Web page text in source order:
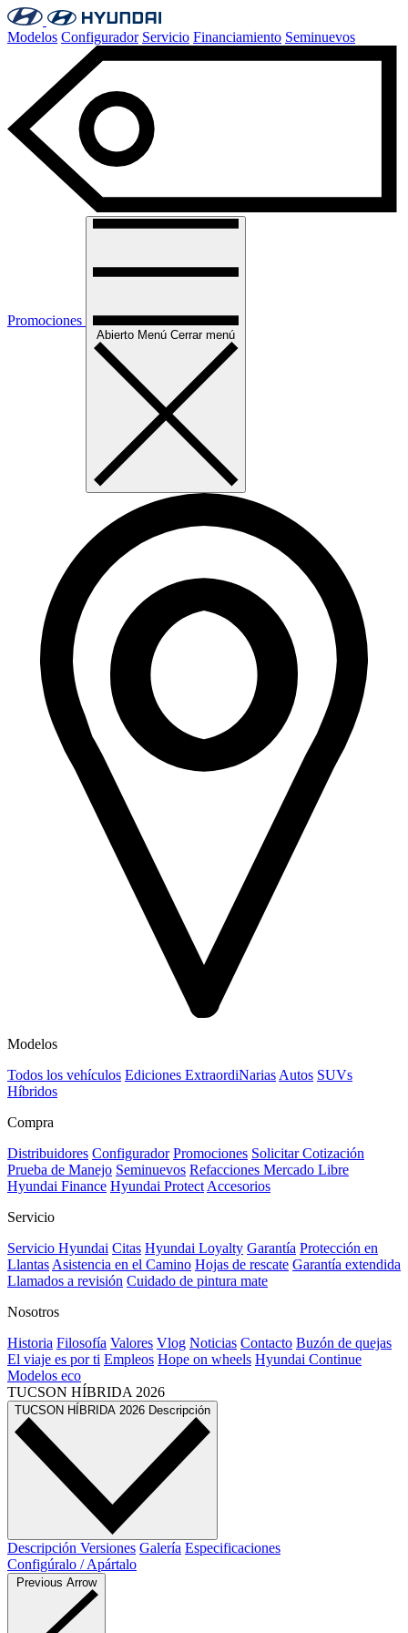
Modelos Configurador Servicio Financiamiento Seminuevos
Promociones
Abierto Menú Cerrar menú
Modelos
Todos los vehículos Ediciones ExtraordiNarias Autos SUVs
Híbridos
Compra
Distribuidores Configurador Promociones Solicitar Cotización
Prueba de Manejo Seminuevos Refacciones Mercado Libre
Hyundai Finance Hyundai Protect Accesorios
Servicio
Servicio Hyundai Citas Hyundai Loyalty Garantía Protección en
Llantas Asistencia en el Camino Hojas de rescate Garantía extendida
Llamados a revisión Cuidado de pintura mate⁠
Nosotros
Historia Filosofía Valores Vlog Noticias Contacto Buzón de quejas
El viaje es por ti Empleos Hope on wheels Hyundai Continue
Modelos eco
TUCSON HÍBRIDA 2026
TUCSON HÍBRIDA 2026 Descripción
Descripción Versiones Galería Especificaciones
Configúralo / Apártalo
Previous Arrow